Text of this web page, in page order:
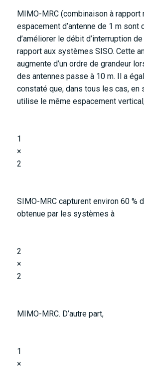
MIMO-MRC (combinaison à rapport
espacement d’antenne de 1 m sont
d’améliorer le débit d’interruption
rapport aux systèmes SISO. Cette
augmente d’un ordre de grandeur
des antennes passe à 10 m. Il a
constaté que, dans tous les cas, en
utilise le même espacement
1
×
2
SIMO-MRC capturent environ 60 %
obtenue par les systèmes à
2
×
2
MIMO-MRC. D’autre part,
1
×